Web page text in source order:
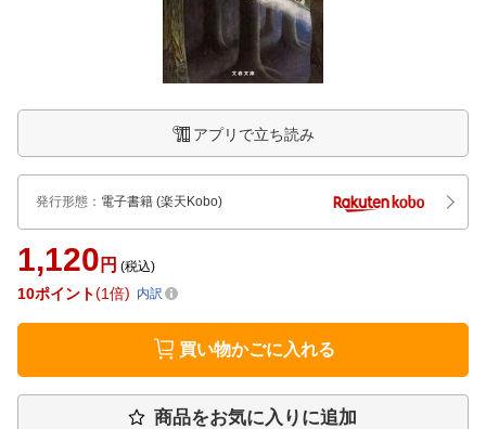
アプリで立ち読み
発行形態 ： 電子書籍 (楽天Kobo)
1,120 円 (税込)
10ポイント 1倍 内訳
買い物かごに入れる
商品をお気に入りに追加